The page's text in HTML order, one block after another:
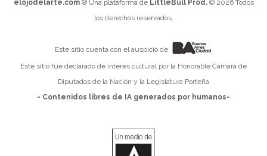
elojodelarte.com® Una plataforma de LittleBull Prod.© 2026 Todos
los derechos reservados.
Este sitio cuenta con el auspicio de
Este sitio fue declarado de interés cultural por la Honorable Cámara de
Diputados de la Nación y la Legislatura Porteña
- Contenidos libres de IA generados por humanos-